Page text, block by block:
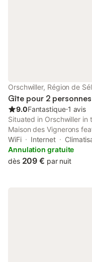
Orschwiller, Région de
Gîte pour 2 personnes
9.0Fantastique⋅1 avis
Situated in Orschwiller in
Maison des Vignerons
and free private parking.
WiFi Internet
Annulation gratuite
dès 209 € par nuit